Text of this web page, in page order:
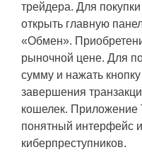
трейдера. Для
открыть главную
«Обмен».
рыночной цене. Для
сумму и нажать
завершения
кошелек. Приложение
понятный интерфейс
киберпреступников.